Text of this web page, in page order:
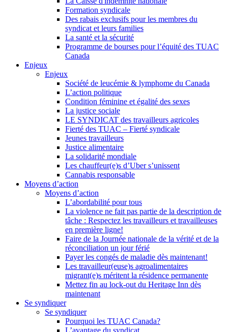
Formation syndicale
Des rabais exclusifs pour les membres du
syndicat et leurs families
La santé et la sécurité
Programme de bourses pour l’équité des TUAC
Canada
Enjeux
Enjeux
Société de leucémie & lymphome du Canada
L’action politique
Condition féminine et égalité des sexes
La justice sociale
LE SYNDICAT des travailleurs agricoles
Fierté des TUAC – Fierté syndicale
Jeunes travailleurs
Justice alimentaire
La solidarité mondiale
Les chauffeur(e)s d’Uber s’unissent
Cannabis responsable
Moyens d’action
Moyens d’action
L’abordabilité pour tous
La violence ne fait pas partie de la description de
tâche : Respectez les travailleurs et travailleuses
en première ligne!
Faire de la Journée nationale de la vérité et de la
réconciliation un jour férié
Payer les congés de maladie dès maintenant!
Les travailleur(euse)s agroalimentaires
migrant(e)s méritent la résidence permanente
Mettez fin au lock-out du Heritage Inn dès
maintenant
Se syndiquer
Se syndiquer
Pourquoi les TUAC Canada?
L’avantage du syndicat